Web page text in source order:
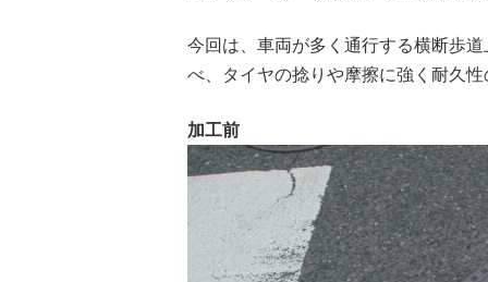
今回は、車両が多く通行する横断歩
べ、タイヤの捻りや摩擦に強く耐久
加工前